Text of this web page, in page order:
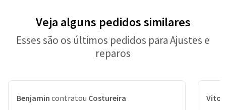
Veja alguns pedidos similares
Esses são os últimos pedidos para Ajustes e
reparos
Benjamin contratou Costureira Vitor